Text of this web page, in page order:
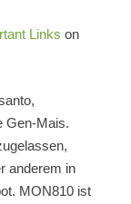
Links on
Gen-Mais.
anderem in
MON810 ist